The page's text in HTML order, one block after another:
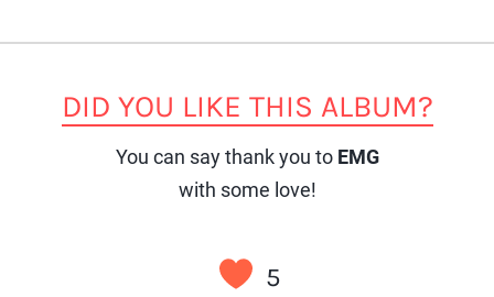
DID YOU LIKE THIS ALBUM?
You can say thank you to EMG
with some love!
5